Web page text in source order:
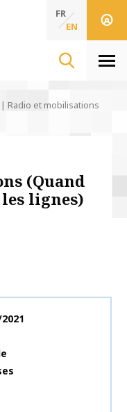
de l'Information & de
des Sciences de
FR
EN
| Radio et mobilisations
(Quand
lignes)